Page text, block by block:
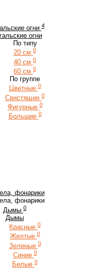
огни 4
огни
По типу
20 см 0
40 см 0
60 см 0
По группе
Цветные 0
Свистящие 0
Фигурные 0
Большие 0
фонарики
фонарики
Дымы 0
Дымы
Красные 0
Желтые 0
Зеленые 0
Синие 0
Белые 0